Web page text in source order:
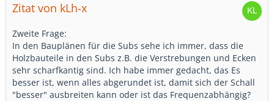
Zitat von kLh-x
Zweite Frage:
In den Bauplänen für die Subs sehe ich immer, dass die
Holzbauteile in den Subs z.B. die Verstrebungen und Ecken
sehr scharfkantig sind. Ich habe immer gedacht, das Es
besser ist, wenn alles abgerundet ist, damit sich der Schall
"besser" ausbreiten kann oder ist das Frequenzabhängig?